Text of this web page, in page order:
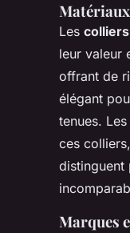
Les
leur valeur
offrant de
élégant
tenues. Les
ces
distinguent
Marques